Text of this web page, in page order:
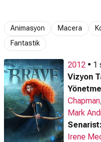
Animasyon Macera
Fantastik
2012 • 1
Vizyon
Chapman
Mark
Senarist:
Irene